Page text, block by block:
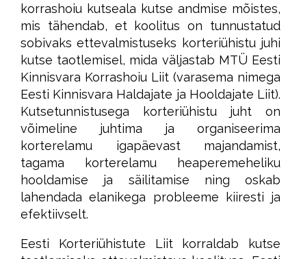
korrashoiu kutseala kutse andmise mõistes,
mis tähendab, et koolitus on tunnustatud
sobivaks ettevalmistuseks korteriühistu juhi
kutse taotlemisel, mida väljastab MTÜ Eesti
Kinnisvara Korrashoiu Liit (varasema nimega
Eesti Kinnisvara Haldajate ja Hooldajate Liit).
Kutsetunnistusega korteriühistu juht on
võimeline juhtima ja organiseerima
korterelamu igapäevast majandamist,
tagama korterelamu heaperemeheliku
hooldamise ja säilitamise ning oskab
lahendada elanikega probleeme kiiresti ja
efektiivselt.
Eesti Korteriühistute Liit korraldab kutse